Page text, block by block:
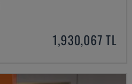
1,930,067 TL